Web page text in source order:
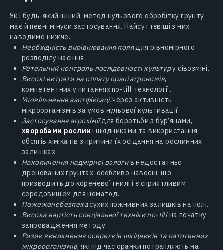
Як і будь-який інший, метод нульового обробітку ґрунту
має й певні мінуси застосування. Найсуттєвіші з них
наводимо нижче.
Необхідність вирівнювання полядля рівномірного
розподілу насіння.
Ретельний контроль послідовності культуру сівозміні.
Високі витрати на оплату праці агрономів,
компетентних у питаннях no-till технології.
Уповільнення азотфіксаціїчерез активність
мікроорганізмів за умов нульової культивації.
Застосування агрохіміїдля боротьби з бур’янами,
хворобами рослин і шкідниками та використання
обсягів хімікатів з причини їх осідання на рослинних
залишках.
Накопичення надмірної вологив недостатньо
дренованих ґрунтах, особливо навесні, що
призводить до кореневої гнилі і є сприятливим
середовищем для нематод.
Пожежонебезпекасухих пожнивних залишків на полі.
Висока вартість спеціальної техніки no-tillна початку
запровадження методу.
Ризик виникнення осередків шкідників та патогенних
мікроорганізмів, які під час оранки потрапляють на